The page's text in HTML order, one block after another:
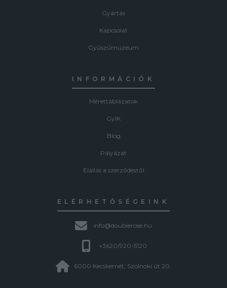
Gyártás
Kapcsolat
Gyűszűmúzeum
INFORMÁCIÓK
Mérettáblázatok
GyIK
Blog
Pályázat
Elállás a szerződéstől
ELÉRHETŐSÉGEINK
info@doublerose.hu
+3620/920-5120
6000 Kecskemét, Szolnoki út 20.